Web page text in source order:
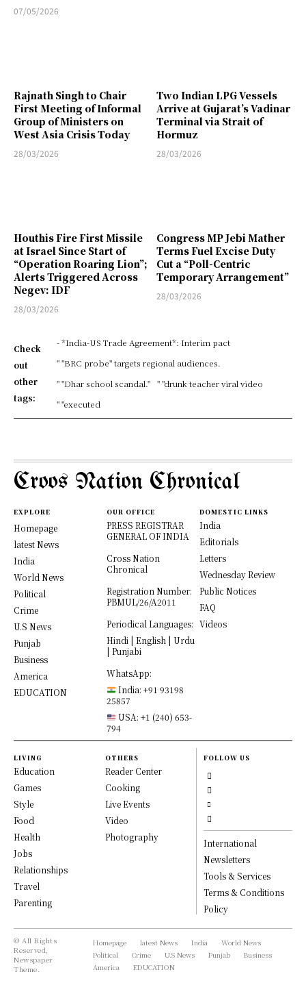
07/05/2026
Rajnath Singh to Chair
First Meeting of Informal
Group of Ministers on
West Asia Crisis Today
28/03/2026
Two Indian LPG Vessels
Arrive at Gujarat’s Vadinar
Terminal via Strait of
Hormuz
28/03/2026
Houthis Fire First Missile
at Israel Since Start of
“Operation Roaring Lion”;
Alerts Triggered Across
Negev: IDF
28/03/2026
Congress MP Jebi Mather
Terms Fuel Excise Duty
Cut a “Poll-Centric
Temporary Arrangement”
28/03/2026
Check
out
other
tags:
- *India-US Trade Agreement*: Interim pact
" "BRC probe" targets regional audiences.
" "Dhar school scandal." " "drunk teacher viral video
" "executed
Croos Nation Chronical
EXPLORE
Homepage
latest News
India
World News
Political
Crime
U.S News
Punjab
Business
America
EDUCATION
OUR OFFICE
PRESS REGISTRAR
GENERAL OF INDIA
Cross Nation
Chronical
Registration Number:
PBMUL/26/A2011
Periodical Languages:
Hindi | English | Urdu
| Punjabi
WhatsApp:
India: +91 93198
25857
USA: +1 (240) 653-
794
DOMESTIC LINKS
India
Editorials
Letters
Wednesday Review
Public Notices
FAQ
Videos
LIVING
Education
Games
Style
Food
Health
Jobs
Relationships
Travel
Parenting
OTHERS
Reader Center
Cooking
Live Events
Video
Photography
FOLLOW US
International
Newsletters
Tools & Services
Terms & Conditions
Policy
© All Rights
Reserved,
Newspaper
Theme.
Homepage latest News India
World News
Political
Crime U.S News Punjab
Business
America
EDUCATION